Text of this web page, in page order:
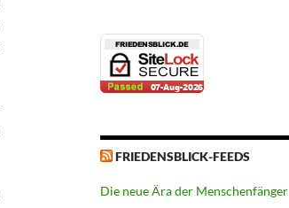
FRIEDENSBLICK-FEEDS
Die neue Ära der Menschenfänger